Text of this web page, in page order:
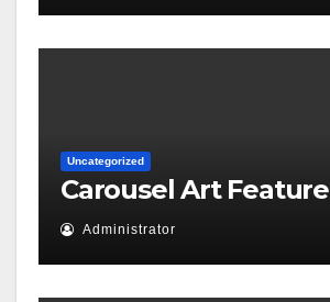
Uncategorized
Carousel Art Feature
Administrator